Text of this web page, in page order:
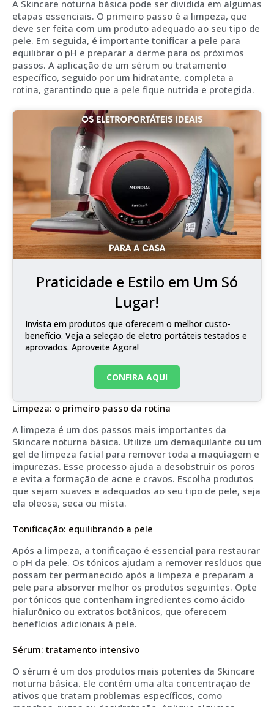
A Skincare noturna básica pode ser dividida em algumas
etapas essenciais. O primeiro passo é a limpeza, que
deve ser feita com um produto adequado ao seu tipo de
pele. Em seguida, é importante tonificar a pele para
equilibrar o pH e preparar a derme para os próximos
passos. A aplicação de um sérum ou tratamento
específico, seguido por um hidratante, completa a
rotina, garantindo que a pele fique nutrida e protegida.
Praticidade e Estilo em Um Só
Lugar!
Invista em produtos que oferecem o melhor custo-
benefício. Veja a seleção de eletro portáteis testados e
aprovados. Aproveite Agora!
CONFIRA AQUI
Limpeza: o primeiro passo da rotina
A limpeza é um dos passos mais importantes da
Skincare noturna básica. Utilize um demaquilante ou um
gel de limpeza facial para remover toda a maquiagem e
impurezas. Esse processo ajuda a desobstruir os poros
e evita a formação de acne e cravos. Escolha produtos
que sejam suaves e adequados ao seu tipo de pele, seja
ela oleosa, seca ou mista.
Tonificação: equilibrando a pele
Após a limpeza, a tonificação é essencial para restaurar
o pH da pele. Os tónicos ajudam a remover resíduos que
possam ter permanecido após a limpeza e preparam a
pele para absorver melhor os produtos seguintes. Opte
por tónicos que contenham ingredientes como ácido
hialurônico ou extratos botânicos, que oferecem
benefícios adicionais à pele.
Sérum: tratamento intensivo
O sérum é um dos produtos mais potentes da Skincare
noturna básica. Ele contém uma alta concentração de
ativos que tratam problemas específicos, como